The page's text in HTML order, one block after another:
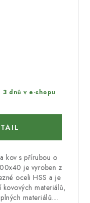
3 dnů v e-shopu
kov s přírubou o
je vyroben z
oceli HSS a je
materiálů,
materiálů....